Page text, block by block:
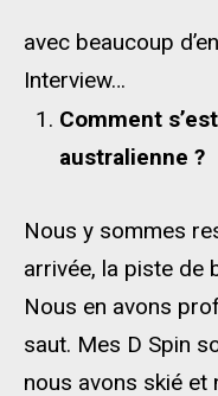
avec beaucoup
Interview…
Comment
australienne ?
Nous y sommes
arrivée, la piste de
Nous en avons
saut. Mes D Spin
nous avons skié et